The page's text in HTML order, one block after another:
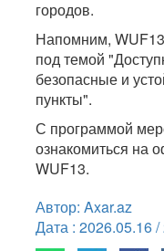
городов.
Напомним,
под темой
безопасные и
пункты".
С программой
ознакомиться на
WUF13.
Автор: Axar.az
Дата : 2026.05.16 /